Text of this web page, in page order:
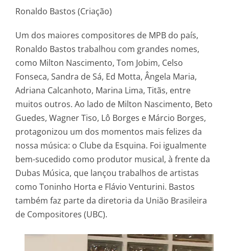
Ronaldo Bastos (Criação)
Um dos maiores compositores de MPB do país,
Ronaldo Bastos trabalhou com grandes nomes,
como Milton Nascimento, Tom Jobim, Celso
Fonseca, Sandra de Sá, Ed Motta, Ângela Maria,
Adriana Calcanhoto, Marina Lima, Titãs, entre
muitos outros. Ao lado de Milton Nascimento, Beto
Guedes, Wagner Tiso, Lô Borges e Márcio Borges,
protagonizou um dos momentos mais felizes da
nossa música: o Clube da Esquina. Foi igualmente
bem-sucedido como produtor musical, à frente da
Dubas Música, que lançou trabalhos de artistas
como Toninho Horta e Flávio Venturini. Bastos
também faz parte da diretoria da União Brasileira
de Compositores (UBC).